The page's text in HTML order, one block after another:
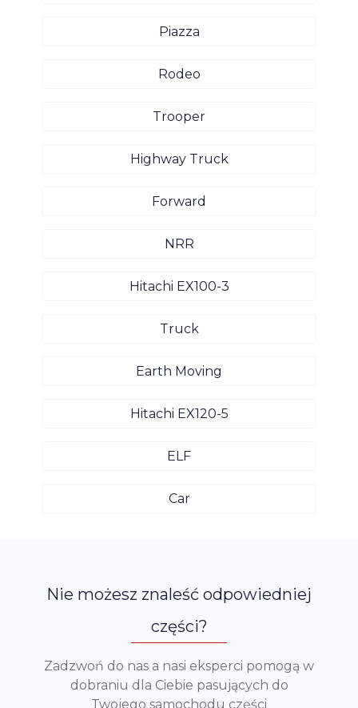
Piazza
Rodeo
Trooper
Highway Truck
Forward
NRR
Hitachi EX100-3
Truck
Earth Moving
Hitachi EX120-5
ELF
Car
Nie możesz znaleść odpowiedniej
części?
Zadzwoń do nas a nasi eksperci pomogą w
dobraniu dla Ciebie pasujących do
Twojego samochodu części